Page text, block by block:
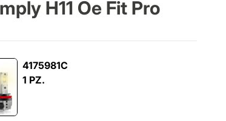
H11 Oe Fit Pro
4175981C
1 PZ.